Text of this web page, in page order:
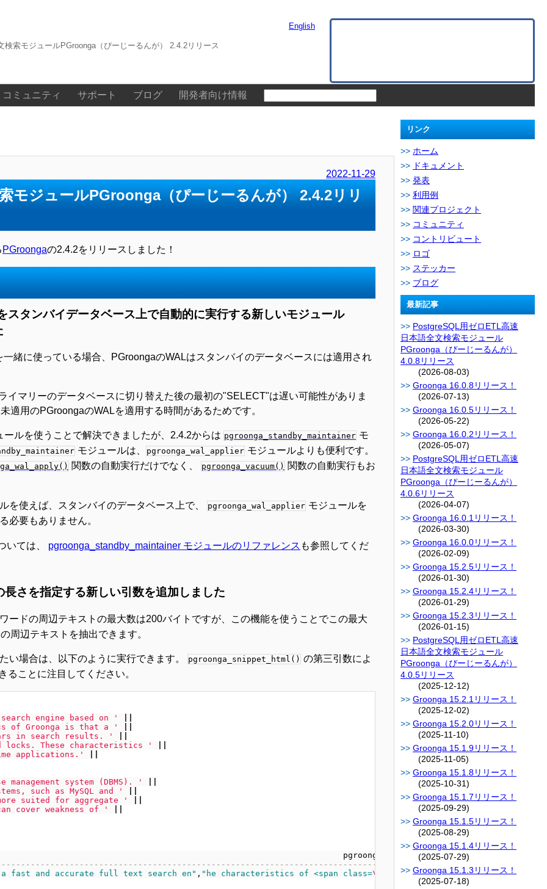
検索モジュールPGroonga（ぴーじーるんが） 2.4.2リリース
コミュニティ サポート ブログ 開発者向け情報
English
2022-11-29
モジュールPGroonga（ぴーじーるんが） 2.4.2リリ
PGroongaの2.4.2をリリースしました！
スタンバイデータベース上で自動的に実行する新しいモジュール
緒に使っている場合、PGroongaのWALはスタンバイのデータベースには適用され
イマリーのデータベースに切り替えた後の最初の"SELECT"は遅い可能性がありま
適用のPGroongaのWALを適用する時間があるためです。
ールを使うことで解決できましたが、2.4.2からは pgroonga_standby_maintainer モ
モジュールは、 pgroonga_wal_applier モジュールよりも便利です。
関数の自動実行だけでなく、 pgroonga_vacuum() 関数の自動実行もお
を使えば、スタンバイのデータベース上で、 pgroonga_wal_applier モジュールを
必要もありません。
いては、 pgroonga_standby_maintainer モジュールのリファレンス も参照してくだ
長さを指定する新しい引数を追加しました
ードの周辺テキストの最大数は200バイトですが、この機能を使うことでこの最大
周辺テキストを抽出できます。
い場合は、以下のように実行できます。 pgroonga_snippet_html() の第三引数によ
ることに注目してください。
engine based on '
of Groonga is that a '
in search results. '
locks. These characteristics '
applications.'
system (DBMS). '
such as MySQL and '
suited for aggregate '
cover weakness of '
pgroonga_snippet_html
a fast and accurate full text search en" , "he characteristics of <span class=\" keyword\">Groonga</span> is that
リンク
ホーム
ドキュメント
発表
利用例
関連プロジェクト
コミュニティ
コントリビュート
ロゴ
ステッカー
ブログ
最新記事
PostgreSQL用ゼロETL高速
日本語全文検索モジュール
PGroonga（ぴーじーるんが）
4.0.8リリース
(2026-08-03)
Groonga 16.0.8リリース！
(2026-07-13)
Groonga 16.0.5リリース！
(2026-05-22)
Groonga 16.0.2リリース！
(2026-05-07)
PostgreSQL用ゼロETL高速
日本語全文検索モジュール
PGroonga（ぴーじーるんが）
4.0.6リリース
(2026-04-07)
Groonga 16.0.1リリース！
(2026-03-30)
Groonga 16.0.0リリース！
(2026-02-09)
Groonga 15.2.5リリース！
(2026-01-30)
Groonga 15.2.4リリース！
(2026-01-29)
Groonga 15.2.3リリース！
(2026-01-15)
PostgreSQL用ゼロETL高速
日本語全文検索モジュール
PGroonga（ぴーじーるんが）
4.0.5リリース
(2025-12-12)
Groonga 15.2.1リリース！
(2025-12-02)
Groonga 15.2.0リリース！
(2025-11-10)
Groonga 15.1.9リリース！
(2025-11-05)
Groonga 15.1.8リリース！
(2025-10-31)
Groonga 15.1.7リリース！
(2025-09-29)
Groonga 15.1.5リリース！
(2025-08-29)
Groonga 15.1.4リリース！
(2025-07-29)
Groonga 15.1.3リリース！
(2025-07-18)